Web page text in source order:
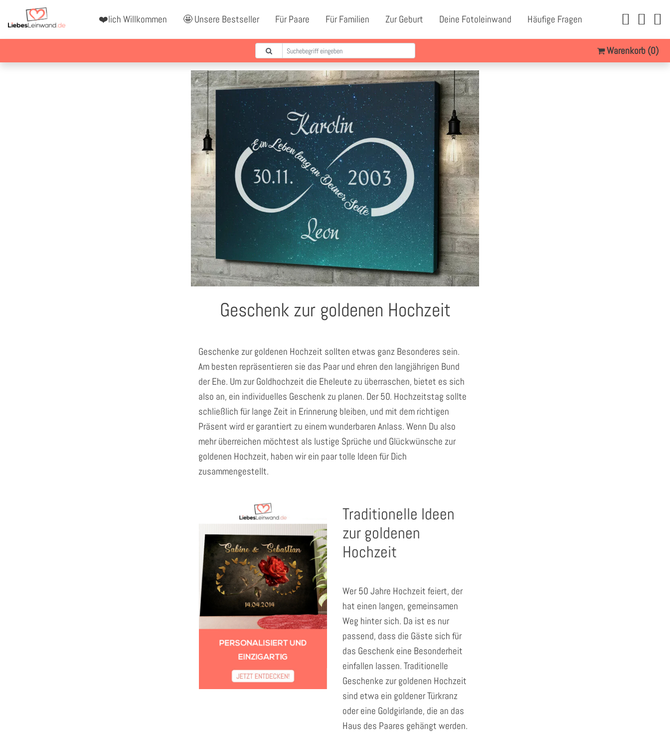
❤️lich Willkommen 🤩 Unsere Bestseller Für Paare Für Familien Zur Geburt Deine Fotoleinwand Häufige Fragen
Warenkorb (0)
Geschenk zur goldenen Hochzeit
Geschenke zur goldenen Hochzeit sollten etwas ganz Besonderes sein.
Am besten repräsentieren sie das Paar und ehren den langjährigen Bund
der Ehe. Um zur Goldhochzeit die Eheleute zu überraschen, bietet es sich
also an, ein individuelles Geschenk zu planen. Der 50. Hochzeitstag sollte
schließlich für lange Zeit in Erinnerung bleiben, und mit dem richtigen
Präsent wird er garantiert zu einem wunderbaren Anlass. Wenn Du also
mehr überreichen möchtest als lustige Sprüche und Glückwünsche zur
goldenen Hochzeit, haben wir ein paar tolle Ideen für Dich
zusammengestellt.
Traditionelle Ideen
zur goldenen
Hochzeit
Wer 50 Jahre Hochzeit feiert, der
hat einen langen, gemeinsamen
Weg hinter sich. Da ist es nur
passend, dass die Gäste sich für
das Geschenk eine Besonderheit
einfallen lassen. Traditionelle
Geschenke zur goldenen Hochzeit
sind etwa ein goldener Türkranz
oder eine Goldgirlande, die an das
Haus des Paares gehängt werden.